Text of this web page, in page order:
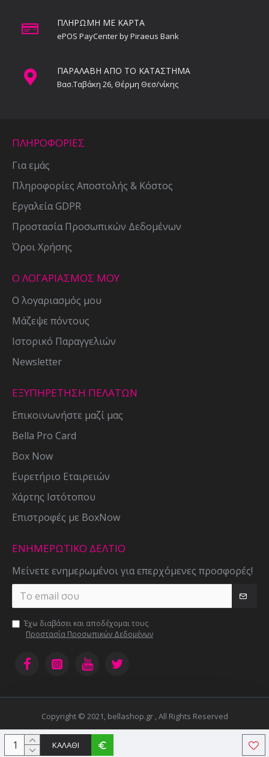
ΚΑΛΆΘΙ
ΠΛΗΡΩΜΗ ΜΕ ΚΑΡΤΑ
ePOS PayCenter by Piraeus Bank
ΠΑΡΑΛΑΒΗ ΑΠΟ ΤΟ ΚΑΤΑΣΤΗΜΑ
Βασ.Ταβάκη 26, Θέρμη Θεσ/νίκης
ΠΛΗΡΟΦΟΡΙΕΣ
Για εμάς
Πληροφορίες Αποστολής & Κόστος
Εργαλεία GDPR
Προστασία Προσωπικών Δεδομένων
Όροι Χρήσης
Ο ΛΟΓΑΡΙΑΣΜΟΣ ΜΟΥ
Ο λογαριασμός μου
Μάζεψε πόντους
Ιστορικό Παραγγελιών
Newsletter
ΕΞΥΠΗΡΕΤΗΣΗ ΠΕΛΑΤΩΝ
Επικοινωνήστε μαζί μας
Bella Pro Card
Box Now
Ευρετήριο Εταιρειών
Χάρτης Ιστότοπου
Επιστροφές με BoxNow
ΕΝΗΜΕΡΩΤΙΚΌ ΔΕΛΤΊΟ
Μείνετε ενημερωμένοι για επερχόμενες προσφορές!
Έχω διαβάσει και αποδέχομαι τους
Προστασία Προσωπικών Δεδομένων
Copyright © 2021, bellashop.gr , All Rights Reserved